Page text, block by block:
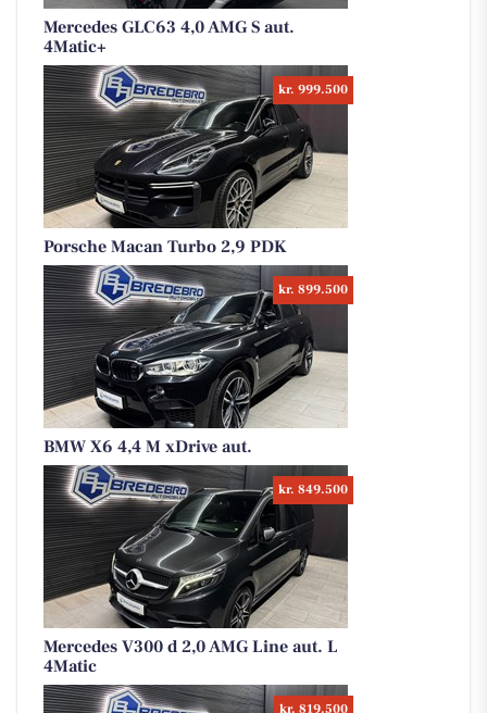
Mercedes GLC63 4,0 AMG S aut.
4Matic+
kr. 999.500
Porsche Macan Turbo 2,9 PDK
kr. 899.500
BMW X6 4,4 M xDrive aut.
kr. 849.500
Mercedes V300 d 2,0 AMG Line aut. L
4Matic
kr. 819.500